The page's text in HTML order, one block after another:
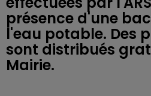
présence d'une
l'eau potable. Des
sont distribués
Mairie.